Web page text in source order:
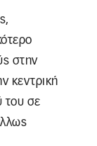
στην
κεντρική
του σε